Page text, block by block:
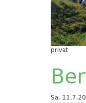
privat
Sa,